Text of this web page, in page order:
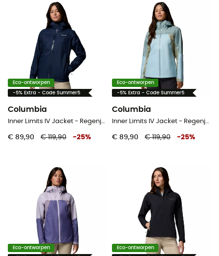
Eco-ontworpen
-5% Extra - Code Summer5
Columbia
Inner Limits IV Jacket - Regenjas - Dames
€ 89,90 € 119,90 -25%
Eco-ontworpen
-5% Extra - Code Summer5
Columbia
Inner Limits IV Jacket - Regenjas - Dames
€ 89,90 € 119,90 -25%
Eco-ontworpen Eco-ontworpen